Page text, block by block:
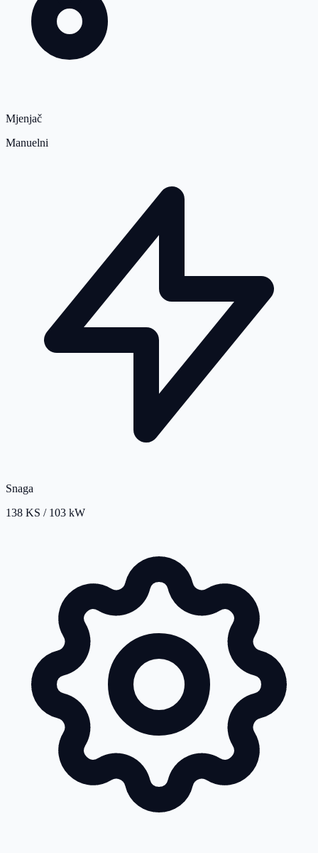
Mjenjač
Manuelni
Snaga
138 KS / 103 kW